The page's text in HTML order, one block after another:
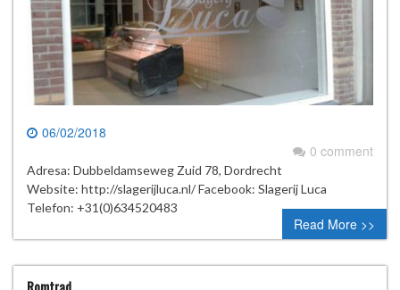
06/02/2018
0 comment
Adresa: Dubbeldamseweg Zuid 78, Dordrecht
Website: http://slagerijluca.nl/ Facebook: Slagerij Luca
Telefon: +31(0)634520483
Read More >>